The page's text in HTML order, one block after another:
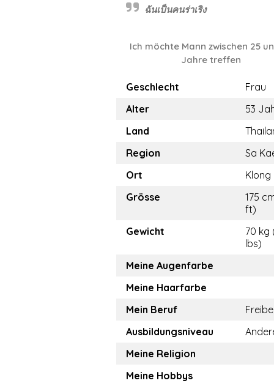
ฉันเป็นคนร่าเริง
Ich möchte Mann zwischen 25
Jahre treffen
Geschlecht
Frau
Alter
53
Land
Region
Sa
Ort
Klong
Grösse
175
ft)
Gewicht
70 kg
lbs)
Meine Augenfarbe
Meine Haarfarbe
Mein Beruf
Ausbildungsniveau
Meine Religion
Meine Hobbys